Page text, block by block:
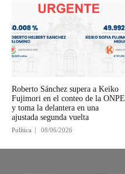
Roberto Sánchez supera a Keiko
Fujimori en el conteo de la ONPE
y toma la delantera en una
ajustada segunda vuelta
Política 08/06/2026